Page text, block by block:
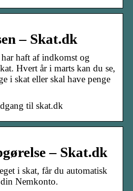
– Skat.dk
haft af indkomst og
Hvert år i marts kan du se,
i skat eller skal have penge
til skat.dk
– Skat.dk
i skat, får du automatisk
Nemkonto.